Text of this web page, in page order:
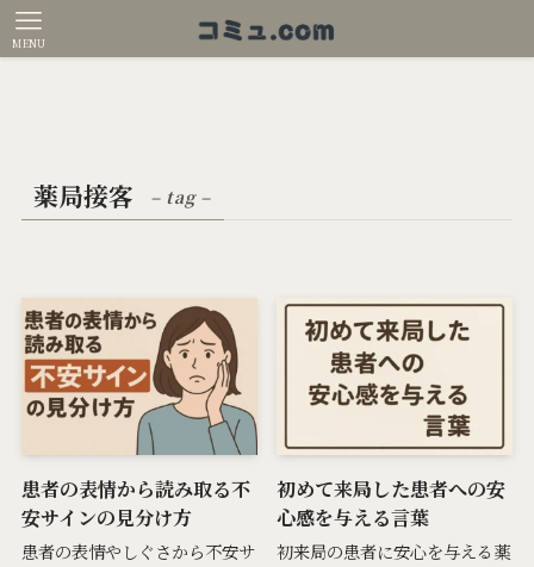
MENU
薬局接客 – tag –
患者の表情から読み取る不
安サインの見分け方
患者の表情やしぐさから不安サ
初めて来局した患者への安
心感を与える言葉
初来局の患者に安心を与える薬